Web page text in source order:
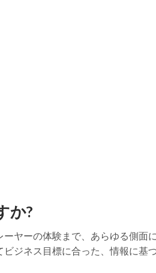
か?
ヤーの体験まで、あらゆる側面
ジネス目標に合った、情報に基